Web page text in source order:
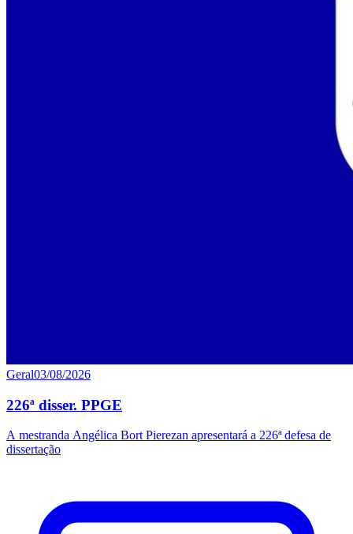
Geral03/08/2026
226ª disser. PPGE
A mestranda Angélica Bort Pierezan apresentará a 226ª defesa de
dissertação